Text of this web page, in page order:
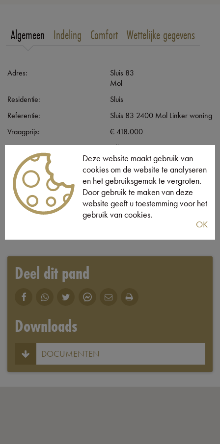
Algemeen Indeling Comfort Wettelijke gegevens
Adres:
Sluis 83
Mol
Residentie:
Sluis
Referentie:
Sluis 83 2400 Mol Linker woning
Vraagprijs:
€ 418.000
Type:
Villa
Beschikbaar vanaf:
Bij oplevering
Perceeloppervlakte:
658 m²
Bewoonbare opp.:
220 m²
Type constructie:
Traditioneel
Deel dit pand
Downloads
DOCUMENTEN
Deze website maakt gebruik van
cookies om de website te analyseren
en het gebruiksgemak te vergroten.
Door gebruik te maken van deze
website geeft u toestemming voor het
gebruik van cookies.
OK